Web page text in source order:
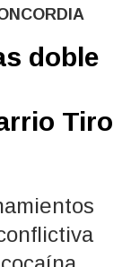
doble
Tiro